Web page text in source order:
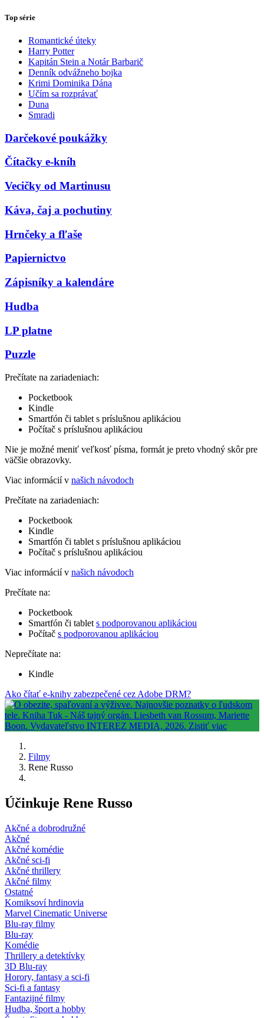
Top série
Romantické úteky
Harry Potter
Kapitán Stein a Notár Barbarič
Denník odvážneho bojka
Krimi Dominika Dána
Učím sa rozprávať
Duna
Smradi
Darčekové poukážky
Čítačky e-kníh
Vecičky od Martinusu
Káva, čaj a pochutiny
Hrnčeky a fľaše
Papiernictvo
Zápisníky a kalendáre
Hudba
LP platne
Puzzle
Prečítate na zariadeniach:
Pocketbook
Kindle
Smartfón či tablet s príslušnou aplikáciou
Počítač s príslušnou aplikáciou
Nie je možné meniť veľkosť písma, formát je preto vhodný skôr pre
väčšie obrazovky.
Viac informácií v našich návodoch
Prečítate na zariadeniach:
Pocketbook
Kindle
Smartfón či tablet s príslušnou aplikáciou
Počítač s príslušnou aplikáciou
Viac informácií v našich návodoch
Prečítate na:
Pocketbook
Smartfón či tablet s podporovanou aplikáciou
Počítač s podporovanou aplikáciou
Neprečítate na:
Kindle
Ako čítať e-knihy zabezpečené cez Adobe DRM?
Filmy
Rene Russo
Účinkuje Rene Russo
Akčné a dobrodružné
Akčné
Akčné komédie
Akčné sci-fi
Akčné thrillery
Akčné filmy
Ostatné
Komiksoví hrdinovia
Marvel Cinematic Universe
Blu-ray filmy
Blu-ray
Komédie
Thrillery a detektívky
3D Blu-ray
Horory, fantasy a sci-fi
Sci-fi a fantasy
Fantazijné filmy
Hudba, šport a hobby